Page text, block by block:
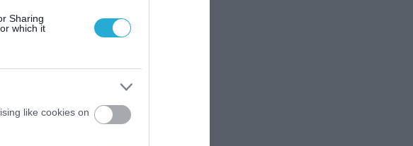
Sharing
which it
like cookies on
άνδρες.
που έπιναν